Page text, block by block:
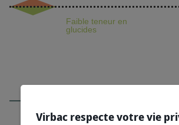
du marché
Faible teneur en
glucides
MAINTENIR UNE
Virbac respecte votre vie